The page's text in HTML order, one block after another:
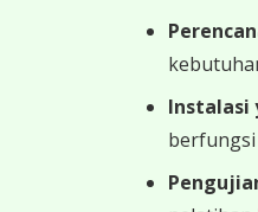
Instalasi